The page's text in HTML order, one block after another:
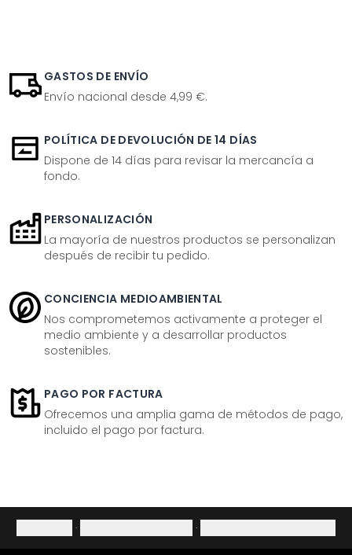
GASTOS DE ENVÍO
Envío nacional desde 4,99 €.
POLÍTICA DE DEVOLUCIÓN DE 14 DÍAS
Dispone de 14 días para revisar la mercancía a
fondo.
PERSONALIZACIÓN
La mayoría de nuestros productos se personalizan
después de recibir tu pedido.
CONCIENCIA MEDIOAMBIENTAL
Nos comprometemos activamente a proteger el
medio ambiente y a desarrollar productos
sostenibles.
PAGO POR FACTURA
Ofrecemos una amplia gama de métodos de pago,
incluido el pago por factura.
· ·